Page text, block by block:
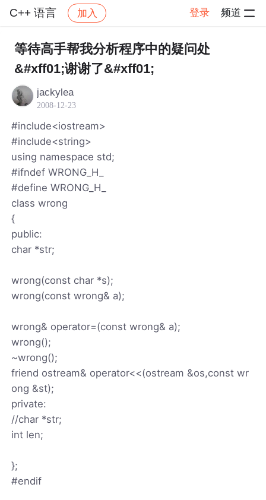
C++ 语言 加入 登录 频道
社区 C++ 语言 帖子详情
等待高手帮我分析程序中的疑问处
&#xff01;谢谢了&#xff01;
jackylea
2008-12-23
#include<iostream>
#include<string>
using namespace std;
#ifndef WRONG_H_
#define WRONG_H_
class wrong
{
public:
char *str;
wrong(const char *s);
wrong(const wrong& a);
wrong& operator=(const wrong& a);
wrong();
~wrong();
friend ostream& operator<<(ostream &os,const wr
ong &st);
private:
//char *str;
int len;
};
#endif